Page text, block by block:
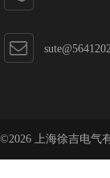
©2026 上海徐吉电气